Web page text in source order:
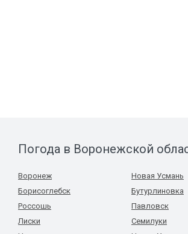
Погода в Воронежской
Воронеж
Борисоглебск
Россошь
Лиски
Новая Усмань
Бутурлиновка
Павловск
Семилуки